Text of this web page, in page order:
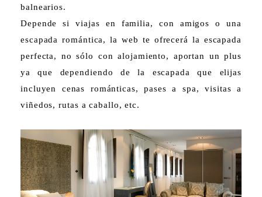
balnearios.
Depende si viajas en familia, con amigos o una
escapada romántica, la web te ofrecerá la escapada
perfecta, no sólo con alojamiento, aportan un plus
ya que dependiendo de la escapada que elijas
incluyen cenas románticas, pases a spa, visitas a
viñedos, rutas a caballo, etc.